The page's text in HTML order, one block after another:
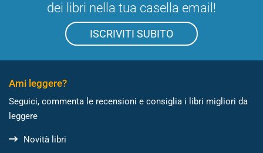
dei libri nella tua casella email!
ISCRIVITI SUBITO
Ami leggere?
Seguici, commenta le recensioni e consiglia i libri migliori da
leggere
Novità libri